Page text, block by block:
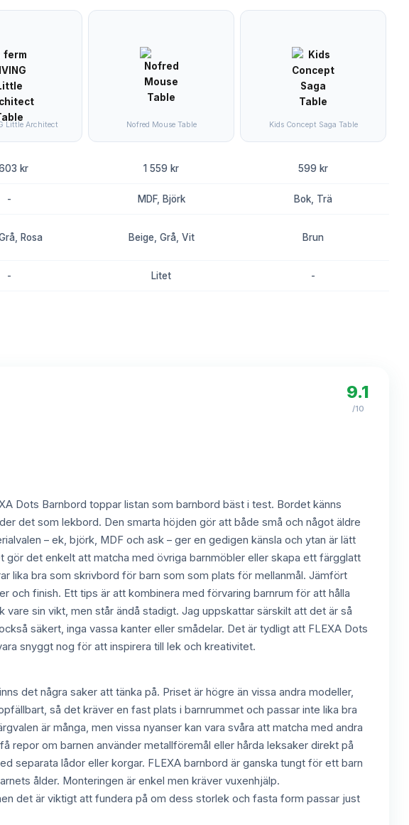
Little Architect Nofred Mouse Table Kids Concept Saga Table
kr 1 559 kr 599 kr
- MDF, Björk Bok, Trä
Rosa Beige, Grå, Vit Brun
- Litet -
9.1
/10
Dots Barnbord toppar listan som barnbord bäst i test. Bordet känns
det som lekbord. Den smarta höjden gör att både små och något äldre
– ek, björk, MDF och ask – ger en gedigen känsla och ytan är lätt
det enkelt att matcha med övriga barnmöbler eller skapa ett färgglatt
lika bra som skrivbord för barn som som plats för mellanmål. Jämfört
och finish. Ett tips är att kombinera med förvaring barnrum för att hålla
sin vikt, men står ändå stadigt. Jag uppskattar särskilt att det är så
säkert, inga vassa kanter eller smådelar. Det är tydligt att FLEXA Dots
snyggt nog för att inspirera till lek och kreativitet.
det några saker att tänka på. Priset är högre än vissa andra modeller,
så det kräver en fast plats i barnrummet och passar inte lika bra
är många, men vissa nyanser kan vara svåra att matcha med andra
repor om barnen använder metallföremål eller hårda leksaker direkt på
separata lådor eller korgar. FLEXA barnbord är ganska tungt för ett barn
ålder. Monteringen är enkel men kräver vuxenhjälp.
det är viktigt att fundera på om dess storlek och fasta form passar just